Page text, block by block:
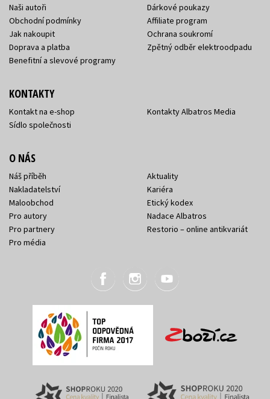
Naši autoři
Obchodní podmínky
Jak nakoupit
Doprava a platba
Benefitní a slevové programy
Dárkové poukazy
Affiliate program
Ochrana soukromí
Zpětný odběr elektroodpadu
KONTAKTY
Kontakt na e-shop
Sídlo společnosti
Kontakty Albatros Media
O NÁS
Náš příběh
Nakladatelství
Maloobchod
Pro autory
Pro partnery
Pro média
Aktuality
Kariéra
Etický kodex
Nadace Albatros
Restorio – online antikvariát